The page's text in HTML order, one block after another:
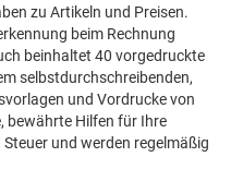
zu Artikeln und Preisen.
beim Rechnung
beinhaltet 40 vorgedruckte
selbstdurchschreibenden,
und Vordrucke von
bewährte Hilfen für Ihre
und werden regelmäßig